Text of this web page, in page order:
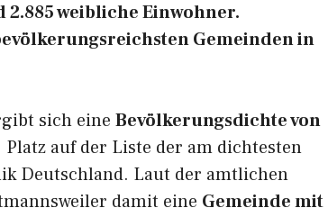
2.885 weibliche Einwohner.
Gemeinden in
sich eine Bevölkerungsdichte von
Platz auf der Liste der am dichtesten
Deutschland. Laut der amtlichen
damit eine Gemeinde mit